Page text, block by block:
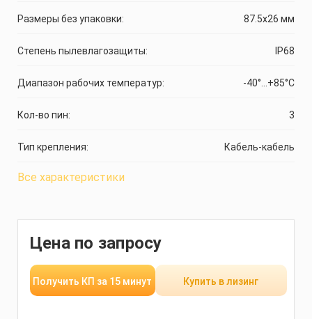
Размеры без упаковки: 87.5x26 мм
Степень пылевлагозащиты: IP68
Диапазон рабочих температур: -40°...+85°С
Кол-во пин: 3
Тип крепления: Кабель-кабель
Все характеристики
Цена по запросу
Получить КП за 15 минут Купить в лизинг